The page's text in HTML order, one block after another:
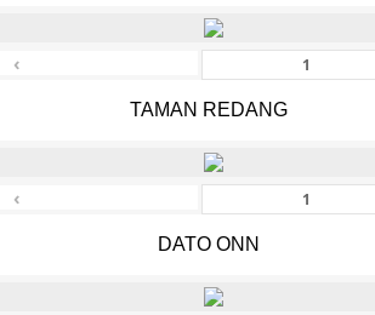
‹
TAMAN REDANG
‹
DATO ONN